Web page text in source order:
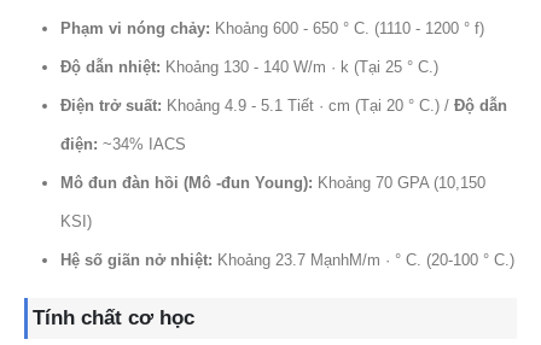
Phạm vi nóng chảy: Khoảng 600 - 650 ° C. (1110 - 1200 ° f)
Độ dẫn nhiệt: Khoảng 130 - 140 W/m · k (Tại 25 ° C.)
Điện trở suất: Khoảng 4.9 - 5.1 Tiết · cm (Tại 20 ° C.) / Độ dẫn
điện: ~34% IACS
Mô đun đàn hồi (Mô -đun Young): Khoảng 70 GPA (10,150
KSI)
Hệ số giãn nở nhiệt: Khoảng 23.7 MạnhM/m · ° C. (20-100 ° C.)
Tính chất cơ học